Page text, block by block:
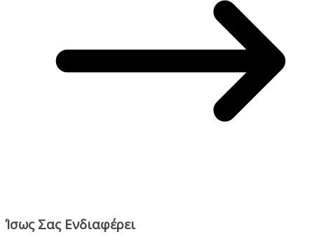
Ίσως Σας Ενδιαφέρει